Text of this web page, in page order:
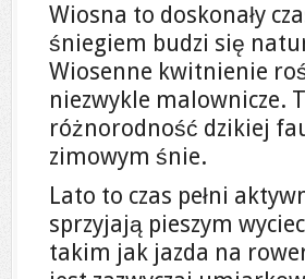
Wiosna to doskonały
śniegiem budzi się
Wiosenne kwitnienie
niezwykle malownicze.
różnorodność dzikiej
zimowym śnie.
Lato to czas pełni
sprzyjają pieszym
takim jak jazda na